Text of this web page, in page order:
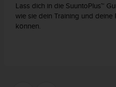
Lass dich in die SuuntoPlus™
wie sie dein Training und deine
können.